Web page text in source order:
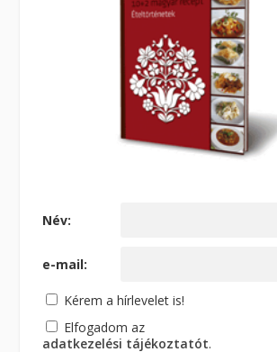
Név:
e-mail:
Kérem a hírlevelet is!
Elfogadom az
adatkezelési tájékoztatót.